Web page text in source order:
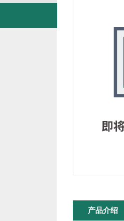
产品介绍